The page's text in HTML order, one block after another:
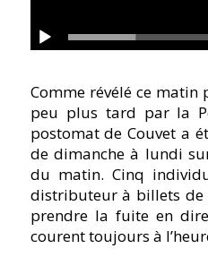
Comme révélé ce matin
peu plus tard par la
postomat de Couvet a
de dimanche à lundi
du matin. Cinq
distributeur à billets de
prendre la fuite en
courent toujours à